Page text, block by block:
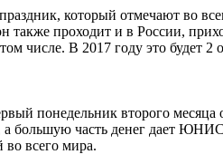
который отмечают во
проходит и в России,
числе. В 2017 году это будет
понедельник второго
большую часть денег дает
всего мира.